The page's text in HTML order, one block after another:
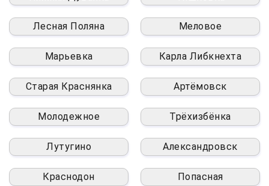
Лесная Поляна Меловое
Марьевка Карла Либкнехта
Старая Краснянка Артёмовск
Молодежное Трёхизбёнка
Лутугино Александровск
Краснодон Попасная